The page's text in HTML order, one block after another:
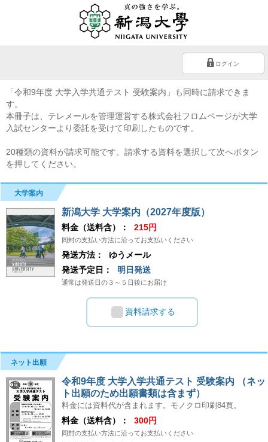
ログイン
「令和9年度 大学入学共通テスト 受験案内」も同時に請求できま
す。
本冊子は、テレメールを管理運営する株式会社フロムページが大学
入試センターより委託を受けて印刷したものです。
20種類の資料が請求可能です。請求する資料を選択して次へボタン
を押してください。
大学案内
新潟大学 大学案内（2027年度版）
料金（送料含）： 215円
同封の支払い方法に沿ってお支払いください
発送方法：
ゆうメール
発送予定日：
明日発送
通常は発送日の３～５日後にお届け
資料請求する
ネット出願
令和9年度 大学入学共通テスト 受験案内 （ネッ
ト出願のため出願書類は含まず）
料金には資料代が含まれます。モノクロ印刷84頁。
料金（送料含）： 300円
同封の支払い方法に沿ってお支払いください